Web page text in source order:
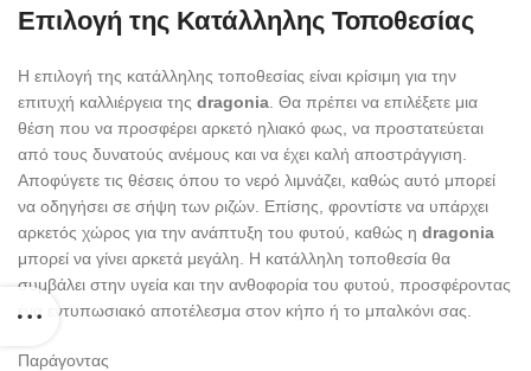
Επιλογή της Κατάλληλης Τοποθεσίας
Η επιλογή της κατάλληλης τοποθεσίας είναι κρίσιμη για την
επιτυχή καλλιέργεια της dragonia . Θα πρέπει να επιλέξετε μια
θέση που να προσφέρει αρκετό ηλιακό φως, να προστατεύεται
από τους δυνατούς ανέμους και να έχει καλή αποστράγγιση.
Αποφύγετε τις θέσεις όπου το νερό λιμνάζει, καθώς αυτό μπορεί
να οδηγήσει σε σήψη των ριζών. Επίσης, φροντίστε να υπάρχει
αρκετός χώρος για την ανάπτυξη του φυτού, καθώς η dragonia
μπορεί να γίνει αρκετά μεγάλη. Η κατάλληλη τοποθεσία θα
συμβάλει στην υγεία και την ανθοφορία του φυτού, προσφέροντας
ένα εντυπωσιακό αποτέλεσμα στον κήπο ή το μπαλκόνι σας.
Παράγοντας